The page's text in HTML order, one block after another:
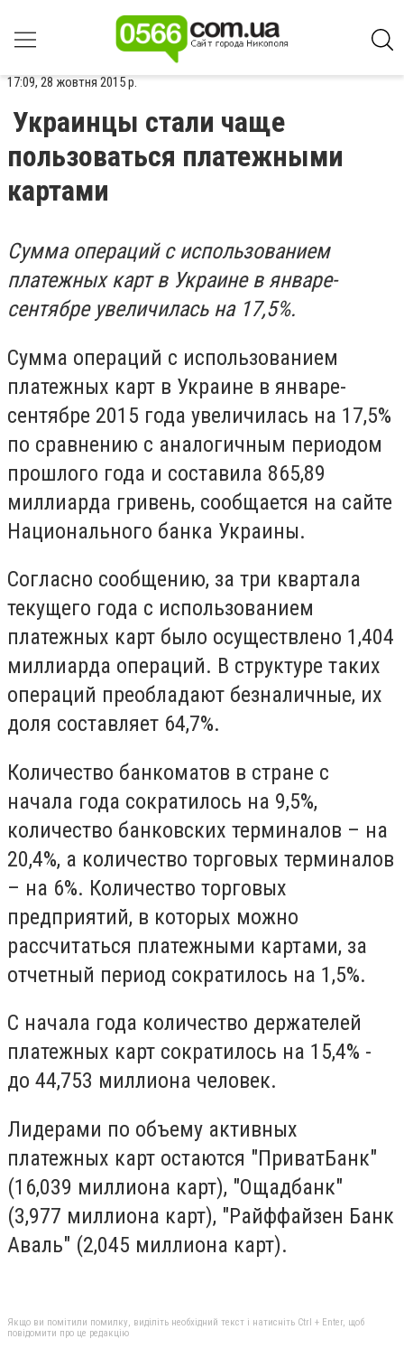
17:09, 28 жовтня 2015 р.
Украинцы стали чаще
пользоваться платежными
картами
Сумма операций с использованием
платежных карт в Украине в январе-
сентябре увеличилась на 17,5%.
Сумма операций с использованием
платежных карт в Украине в январе-
сентябре 2015 года увеличилась на 17,5%
по сравнению с аналогичным периодом
прошлого года и составила 865,89
миллиарда гривень, сообщается на сайте
Национального банка Украины.
Согласно сообщению, за три квартала
текущего года с использованием
платежных карт было осуществлено 1,404
миллиарда операций. В структуре таких
операций преобладают безналичные, их
доля составляет 64,7%.
Количество банкоматов в стране с
начала года сократилось на 9,5%,
количество банковских терминалов – на
20,4%, а количество торговых терминалов
– на 6%. Количество торговых
предприятий, в которых можно
рассчитаться платежными картами, за
отчетный период сократилось на 1,5%.
С начала года количество держателей
платежных карт сократилось на 15,4% -
до 44,753 миллиона человек.
Лидерами по объему активных
платежных карт остаются "ПриватБанк"
(16,039 миллиона карт), "Ощадбанк"
(3,977 миллиона карт), "Райффайзен Банк
Аваль" (2,045 миллиона карт).
Якщо ви помітили помилку, виділіть необхідний текст і натисніть Ctrl + Enter, щоб
повідомити про це редакцію